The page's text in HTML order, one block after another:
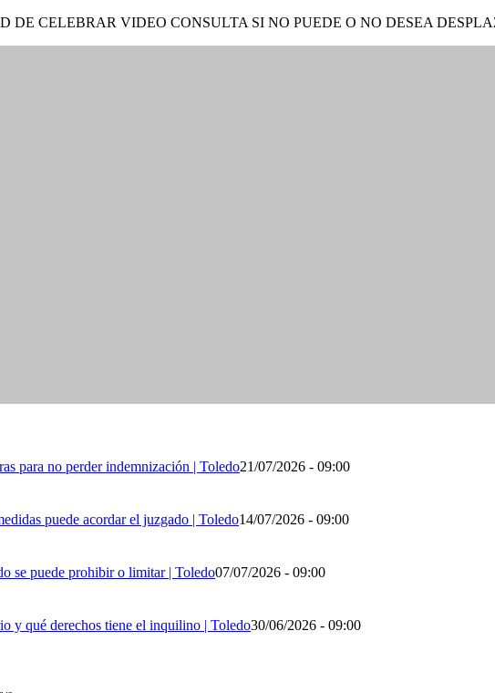
DE CELEBRAR VIDEO CONSULTA SI NO PUEDE O NO DESEA
para no perder indemnización | Toledo21/07/2026 - 09:00
puede acordar el juzgado | Toledo14/07/2026 - 09:00
se puede prohibir o limitar | Toledo07/07/2026 - 09:00
y qué derechos tiene el inquilino | Toledo30/06/2026 - 09:00